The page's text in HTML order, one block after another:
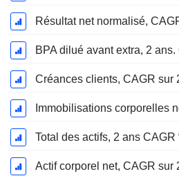
Résultat net normalisé,
BPA dilué avant extra, 2 ans.
Créances clients, CAGR sur
Total des actifs, 2 ans CAGR
Actif corporel net, CAGR sur